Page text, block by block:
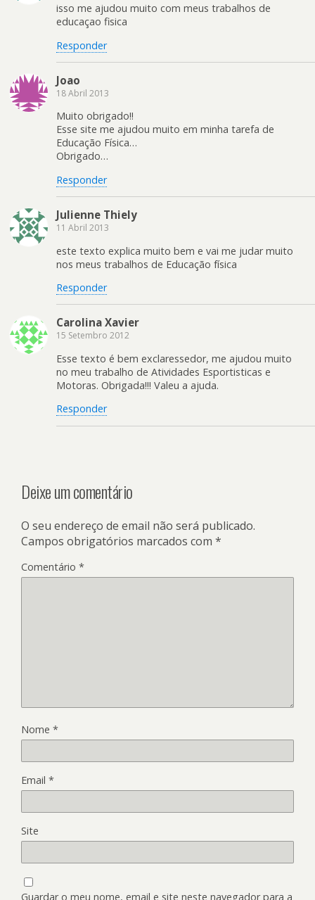
isso me ajudou muito com meus trabalhos de
educaçao fisica
Responder
Joao
18 Abril 2013
Muito obrigado!!
Esse site me ajudou muito em minha tarefa de
Educação Física…
Obrigado…
Responder
Julienne Thiely
11 Abril 2013
este texto explica muito bem e vai me judar muito
nos meus trabalhos de Educação física
Responder
Carolina Xavier
15 Setembro 2012
Esse texto é bem exclaressedor, me ajudou muito
no meu trabalho de Atividades Esportisticas e
Motoras. Obrigada!!! Valeu a ajuda.
Responder
Deixe um comentário
O seu endereço de email não será publicado.
Campos obrigatórios marcados com *
Comentário *
Nome *
Email *
Site
Guardar o meu nome, email e site neste navegador para a